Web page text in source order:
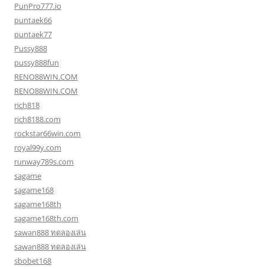
PunPro777.io
puntaek66
puntaek77
Pussy888
pussy888fun
RENO88WIN.COM
RENO88WIN.COM
rich818
rich8188.com
rockstar66win.com
royal99y.com
runway789s.com
sagame
sagame168
sagame168th
sagame168th.com
sawan888 ทดลองเล่น
sawan888 ทดลองเล่น
sbobet168